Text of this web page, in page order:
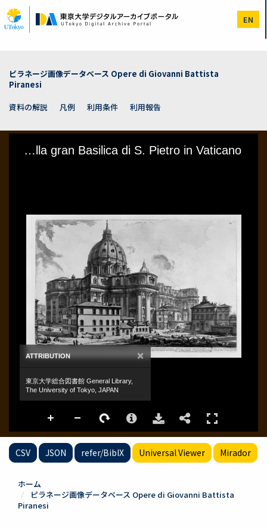
イ
ン
EN
ピラネージ画像データベース Opere di Giovanni Battista
Piranesi
資料の解説
凡例 利用条件 利用報告
CSV JSON refer/BibIX Universal Viewer Mirador
ホーム
ピラネージ画像データベース Opere di Giovanni Battista
Piranesi